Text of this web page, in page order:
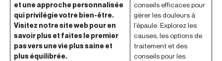
et une approche personnalisée
qui privilégie votre bien-être.
Visitez notre site web pour en
savoir plus et faites le premier
pas vers une vie plus saine et
plus équilibrée.
conseils efficaces pour
gérer les douleurs à
l’épaule. Explorez les
causes, les options de
traitement et des
conseils pour les